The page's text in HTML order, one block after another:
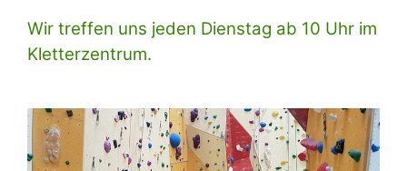
Wir treffen uns jeden Dienstag ab 10 Uhr im
Kletterzentrum.